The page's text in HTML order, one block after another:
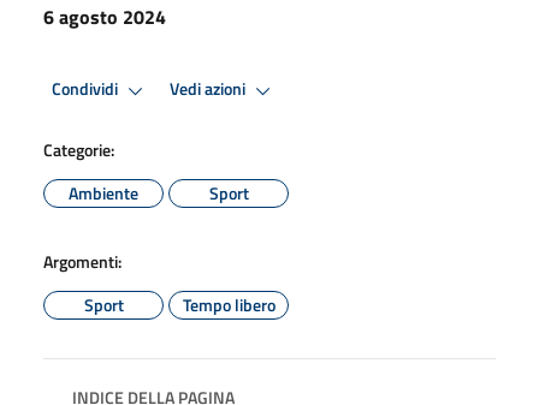
6 agosto 2024
Condividi Vedi azioni
Categorie:
Ambiente
Sport
Argomenti:
Sport
Tempo libero
INDICE DELLA PAGINA